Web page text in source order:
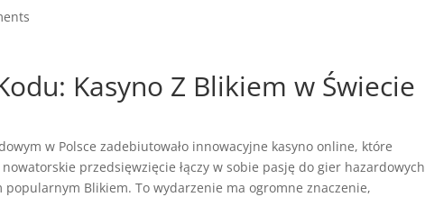
Kasyno Z Blikiem w Świecie
w Polsce zadebiutowało innowacyjne kasyno online, które
nowatorskie przedsięwzięcie łączy w sobie pasję do gier hazardowych
Blikiem. To wydarzenie ma ogromne znaczenie,